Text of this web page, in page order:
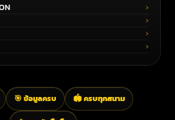
🎯 ข้อมูลครบ 🏟️ ครบทุกสนาม